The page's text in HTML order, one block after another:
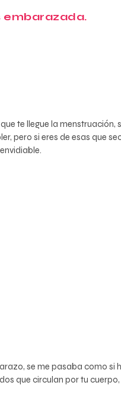
embarazada.
te llegue la menstruación,
pero si eres de esas que
se me pasaba como si
que circulan por tu